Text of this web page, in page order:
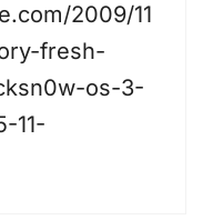
2009/11
fresh-
os-3-
11-